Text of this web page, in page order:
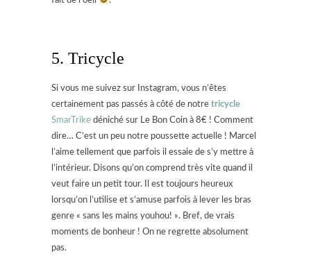
5. Tricycle
Si vous me suivez sur Instagram, vous n’êtes
certainement pas passés à côté de notre tricycle
SmarTrike déniché sur Le Bon Coin à 8€ ! Comment
dire… C’est un peu notre poussette actuelle ! Marcel
l’aime tellement que parfois il essaie de s’y mettre à
l’intérieur. Disons qu’on comprend très vite quand il
veut faire un petit tour. Il est toujours heureux
lorsqu’on l’utilise et s’amuse parfois à lever les bras
genre « sans les mains youhou! ». Bref, de vrais
moments de bonheur ! On ne regrette absolument
pas.